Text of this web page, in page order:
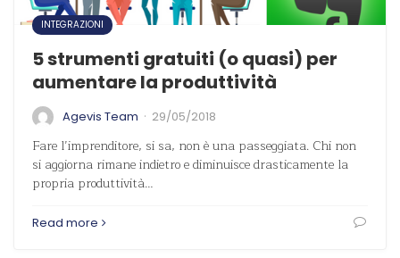
INTEGRAZIONI
5 strumenti gratuiti (o quasi) per
aumentare la produttività
Agevis Team · 29/05/2018
Fare l’imprenditore, si sa, non è una passeggiata. Chi non
si aggiorna rimane indietro e diminuisce drasticamente la
propria produttività…
Read more